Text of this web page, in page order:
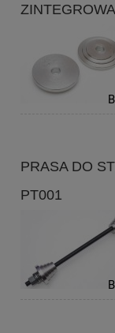
PRASA DO
PT001